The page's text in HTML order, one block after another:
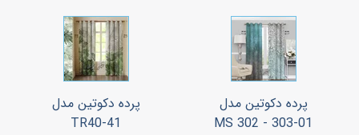
پرده دکوتین مدل
MS 302 - 303-01
پرده دکوتین مدل
TR40-41